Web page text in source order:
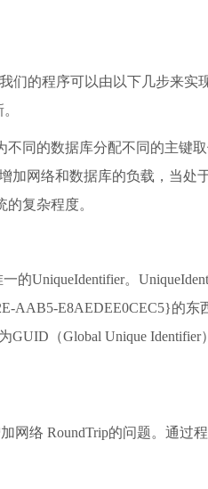
们的程序可以由以下几步来实
同的数据库分配不同的主键取
加网络和数据库的负载，当处
复杂程度。
的UniqueIdentifier。
AAB5-E8AEDEE0CEC5}的东
GUID（Global Unique Identifier
网络 RoundTrip的问题。通过